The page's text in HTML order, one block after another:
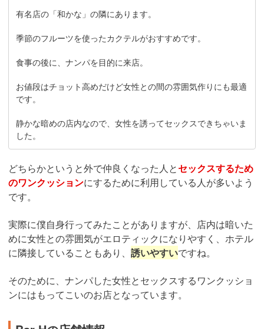
有名店の「和かな」の隣にあります。
季節のフルーツを使ったカクテルがおすすめです。
食事の後に、ナンパを目的に来店。
お値段はチョット高めだけど女性との間の雰囲気作りにも最適
です。
静かな暗めの店内なので、女性を誘ってセックスできちゃいま
した。
どちらかというと外で仲良くなった人とセックスするため
のワンクッションにするために利用している人が多いよう
です。
実際に僕自身行ってみたことがありますが、店内は暗いた
めに女性との雰囲気がエロティックになりやすく、ホテル
に隣接していることもあり、 誘いやすいですね。
そのために、ナンパした女性とセックスするワンクッショ
ンにはもってこいのお店となっています。